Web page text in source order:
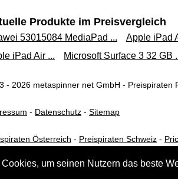
Produkte im Preisvergleich
53015084 MediaPad ... Apple iPad
iPad Air ...
Microsoft Surface 3 32 GB
- 2026 metaspinner net GmbH - Preispiraten
- Datenschutz - Sitemap
Österreich - Preispiraten Schweiz -
um seinen Nutzern das beste